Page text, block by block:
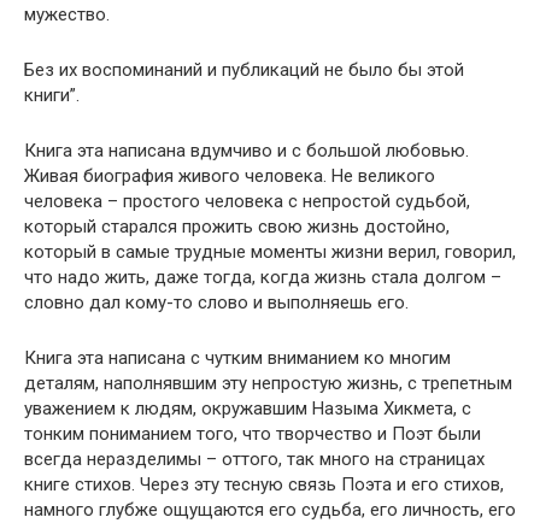
мужество.
Без их воспоминаний и публикаций не было бы этой
книги”.
Книга эта написана вдумчиво и с большой любовью.
Живая биография живого человека. Не великого
человека – простого человека с непростой судьбой,
который старался прожить свою жизнь достойно,
который в самые трудные моменты жизни верил, говорил,
что надо жить, даже тогда, когда жизнь стала долгом –
словно дал кому-то слово и выполняешь его.
Книга эта написана с чутким вниманием ко многим
деталям, наполнявшим эту непростую жизнь, с трепетным
уважением к людям, окружавшим Назыма Хикмета, с
тонким пониманием того, что творчество и Поэт были
всегда неразделимы – оттого, так много на страницах
книге стихов. Через эту тесную связь Поэта и его стихов,
намного глубже ощущаются его судьба, его личность, его